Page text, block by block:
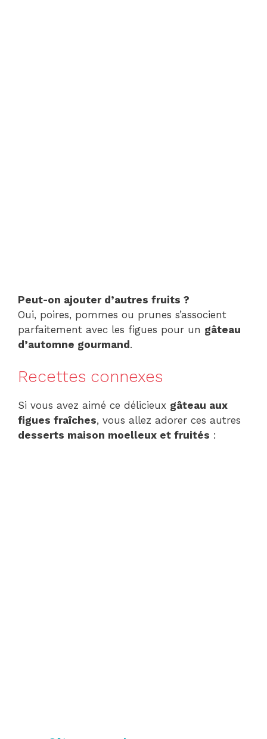
Peut-on ajouter d’autres fruits ?
Oui, poires, pommes ou prunes s’associent
parfaitement avec les figues pour un gâteau
d’automne gourmand.
Recettes connexes
Si vous avez aimé ce délicieux gâteau aux
figues fraîches, vous allez adorer ces autres
desserts maison moelleux et fruités :